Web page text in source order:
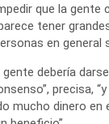
que la gente
tener
en general
gente debería
precisa,
mucho dinero